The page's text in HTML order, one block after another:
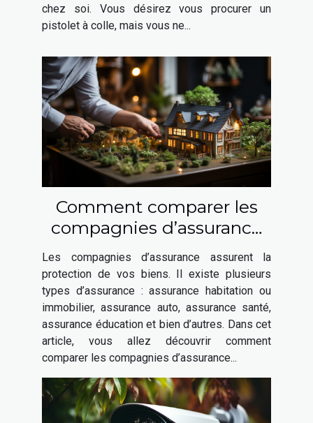
chez soi. Vous désirez vous procurer un
pistolet à colle, mais vous ne...
Comment comparer les
compagnies d’assurance
habitation ?
Les compagnies d’assurance assurent la
protection de vos biens. Il existe plusieurs
types d’assurance : assurance habitation ou
immobilier, assurance auto, assurance santé,
assurance éducation et bien d’autres. Dans cet
article, vous allez découvrir comment
comparer les compagnies d’assurance...